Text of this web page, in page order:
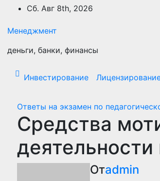
Перейти
содержимому
Сб. Авг 8th, 2026
Менеджмент
деньги, банки, финансы
Инвестирование
Ответы на экзамен по
Средства
деятельности
Отadmin